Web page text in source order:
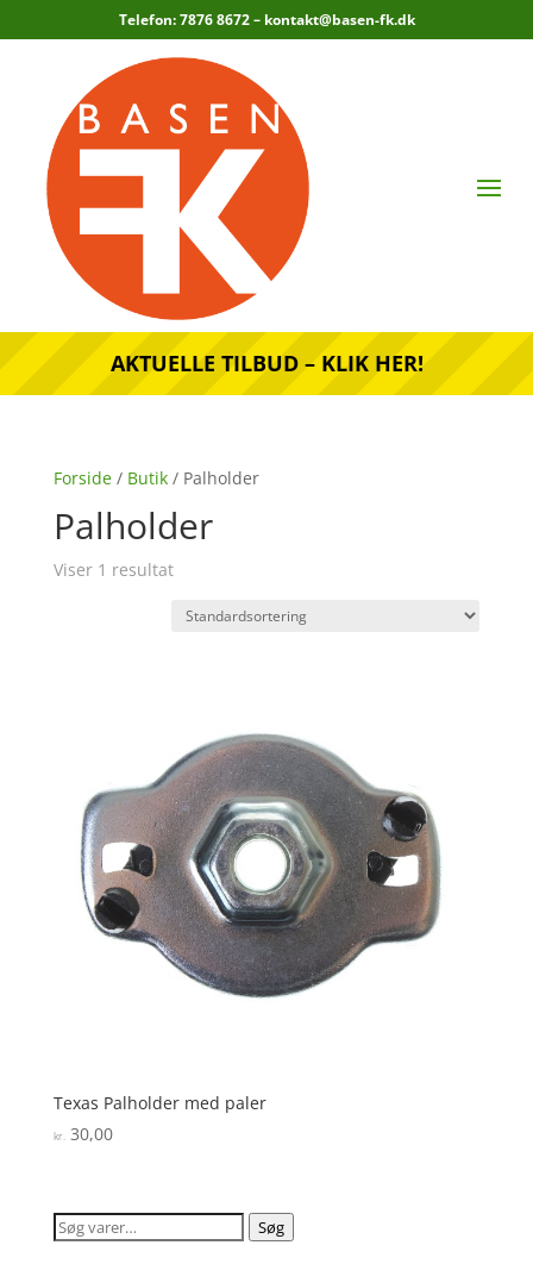
Telefon: 7876 8672 – kontakt@basen-fk.dk
AKTUELLE TILBUD – KLIK HER!
Forside/ Butik/ Palholder
Palholder
Viser 1 resultat
Texas Palholder med paler
kr. 30,00
Søg
Søg